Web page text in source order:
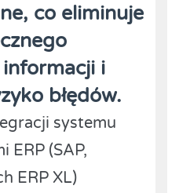
co eliminuje
i
błędów.
systemu
ERP (SAP,
ERP XL)